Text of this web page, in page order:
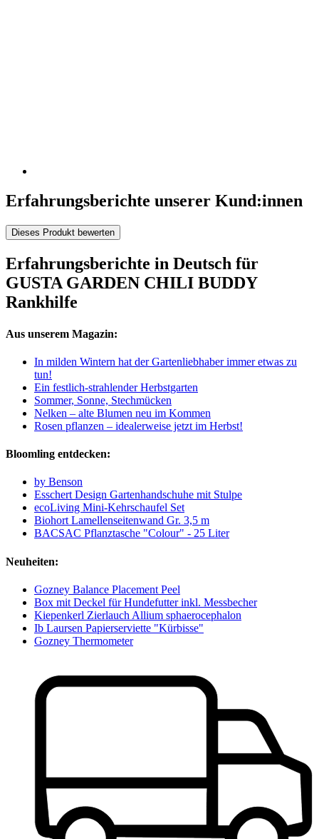
Erfahrungsberichte unserer Kund:innen
Dieses Produkt bewerten
Erfahrungsberichte in Deutsch für
GUSTA GARDEN CHILI BUDDY
Rankhilfe
Aus unserem Magazin:
In milden Wintern hat der Gartenliebhaber immer etwas zu
tun!
Ein festlich-strahlender Herbstgarten
Sommer, Sonne, Stechmücken
Nelken – alte Blumen neu im Kommen
Rosen pflanzen – idealerweise jetzt im Herbst!
Bloomling entdecken:
by Benson
Esschert Design Gartenhandschuhe mit Stulpe
ecoLiving Mini-Kehrschaufel Set
Biohort Lamellenseitenwand Gr. 3,5 m
BACSAC Pflanztasche "Colour" - 25 Liter
Neuheiten:
Gozney Balance Placement Peel
Box mit Deckel für Hundefutter inkl. Messbecher
Kiepenkerl Zierlauch Allium sphaerocephalon
Ib Laursen Papierserviette "Kürbisse"
Gozney Thermometer